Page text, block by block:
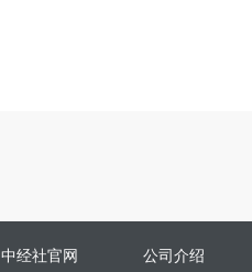
中经社官网 公司介绍